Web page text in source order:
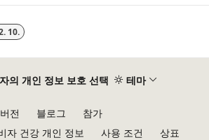
10.
의 개인 정보 보호 선택 테마
전 블로그
참가
자 건강 개인 정보 사용 조건
상표